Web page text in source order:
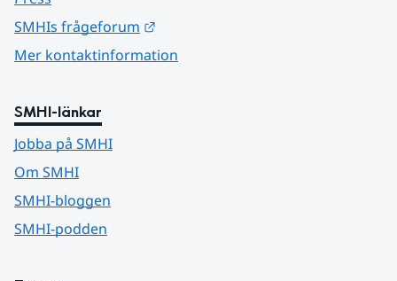
SMHIs frågeforum
Mer kontaktinformation
SMHI-länkar
Jobba på SMHI
Om SMHI
SMHI-bloggen
SMHI-podden